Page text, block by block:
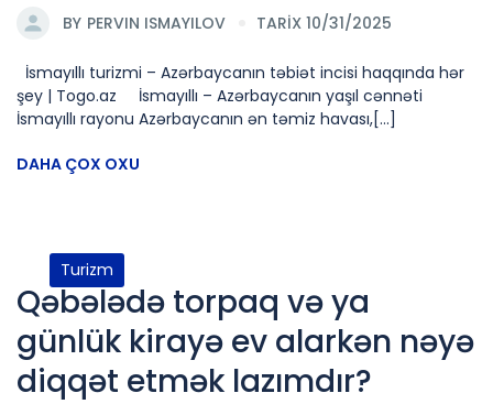
BY PERVIN ISMAYILOV TARİX 10/31/2025
İsmayıllı turizmi – Azərbaycanın təbiət incisi haqqında hər
şey | Togo.az İsmayıllı – Azərbaycanın yaşıl cənnəti
İsmayıllı rayonu Azərbaycanın ən təmiz havası,[...]
DAHA ÇOX OXU
Turizm
Qəbələdə torpaq və ya
günlük kirayə ev alarkən nəyə
diqqət etmək lazımdır?